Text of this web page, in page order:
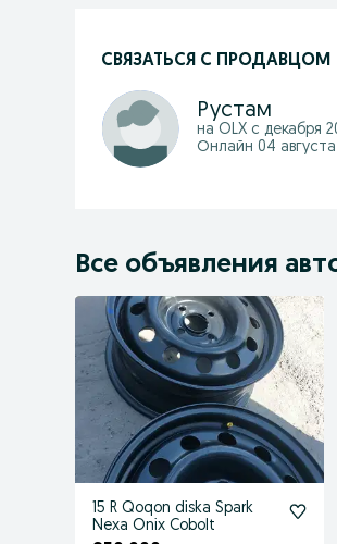
СВЯЗАТЬСЯ С ПРОДАВЦОМ
Рустам
на OLX с декабря
Онлайн 04 августа
Все объявления
15 R Qoqon diska Spark
Nexa Onix Cobolt